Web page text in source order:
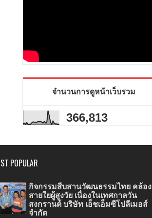
จำนวนการดูหน้าเว็บรวม
366,813
POPULAR
กิจกรรมสืบสานวัฒนธรรมไทย คล้อง
สายใยผู้สูงวัย เนื่องในเทศกาลวัน
สงกรานต์ บริษัท เอ็ชเอ็มซีโปลีเมอส์
จำกัด